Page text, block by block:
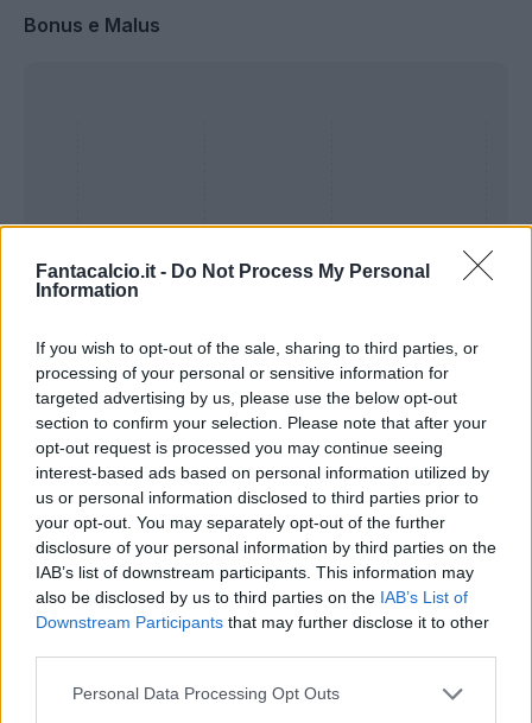
Fantacalcio.it - Do Not Process My Personal
Information
If you wish to opt-out of the sale, sharing to third parties, or
processing of your personal or sensitive information for
targeted advertising by us, please use the below opt-out
section to confirm your selection. Please note that after your
opt-out request is processed you may continue seeing
interest-based ads based on personal information utilized by
us or personal information disclosed to third parties prior to
your opt-out. You may separately opt-out of the further
disclosure of your personal information by third parties on the
IAB’s list of downstream participants. This information may
also be disclosed by us to third parties on the IAB’s List of
Downstream Participants that may further disclose it to other
Personal Data Processing Opt Outs
Bonus e Malus
Bonus Malus
Presenze a
voto
Quotazioni